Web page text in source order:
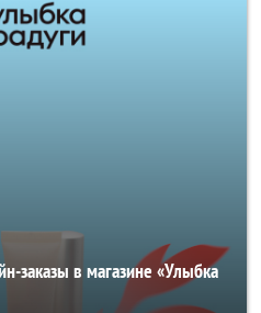
заказы в магазине «Улыбка